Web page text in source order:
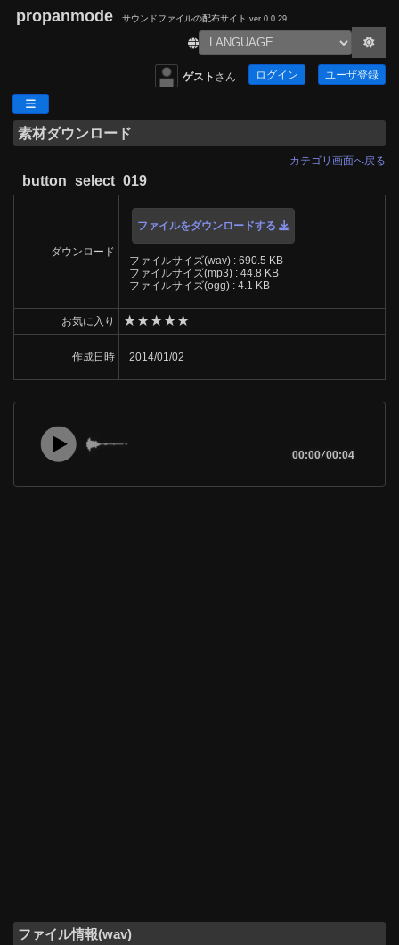
propanmode サウンドファイルの配布サイト ver 0.0.29
ゲスト さん ログイン ユーザ登録
素材ダウンロード
カテゴリ画面へ戻る
button_select_019
ダウンロード
ファイルをダウンロードする
ファイルサイズ(wav) : 690.5 KB
ファイルサイズ(mp3) : 44.8 KB
ファイルサイズ(ogg) : 4.1 KB
お気に入り ★★★★★
作成日時 2014/01/02
00:00/00:04
ファイル情報(wav)